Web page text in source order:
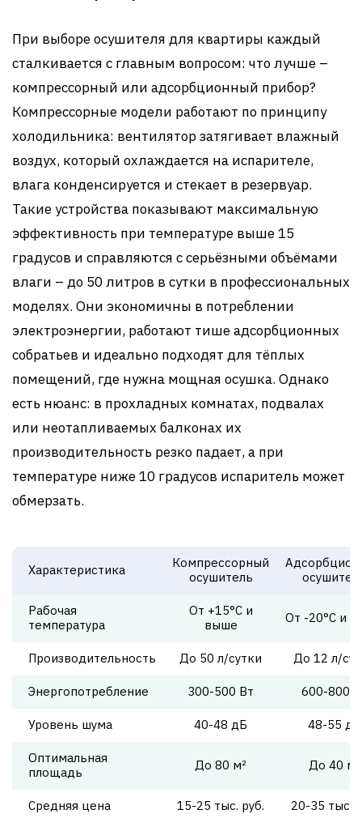
При выборе осушителя для квартиры каждый
сталкивается с главным вопросом: что лучше –
компрессорный или адсорбционный прибор?
Компрессорные модели работают по принципу
холодильника: вентилятор затягивает влажный
воздух, который охлаждается на испарителе,
влага конденсируется и стекает в резервуар.
Такие устройства показывают максимальную
эффективность при температуре выше 15
градусов и справляются с серьёзными объёмами
влаги – до 50 литров в сутки в профессиональных
моделях. Они экономичны в потреблении
электроэнергии, работают тише адсорбционных
собратьев и идеально подходят для тёплых
помещений, где нужна мощная осушка. Однако
есть нюанс: в прохладных комнатах, подвалах
или неотапливаемых балконах их
производительность резко падает, а при
температуре ниже 10 градусов испаритель может
обмерзать.
Характеристика
Компрессорный
осушитель
Рабочая
температура
От +15°C и
выше
От -20°C и
Производительность До 50 л/сутки До 12 л/
Энергопотребление 300-500 Вт 600-800
Уровень шума 40-48 дБ 48-55 дБ
Оптимальная
площадь
До 80 м² До 40 м²
Средняя цена 15-25 тыс. руб. 20-35 тыс.